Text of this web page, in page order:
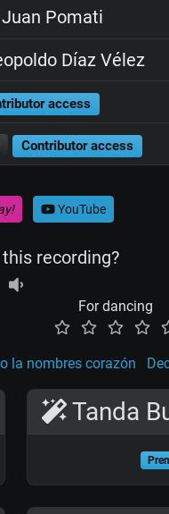
Juan Pomati
Díaz Vélez
access
Contributor access
YouTube
recording?
For dancing
la nombres corazón
Tanda